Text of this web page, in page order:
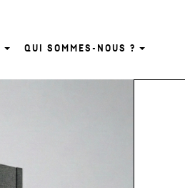
QUI SOMMES-NOUS ?